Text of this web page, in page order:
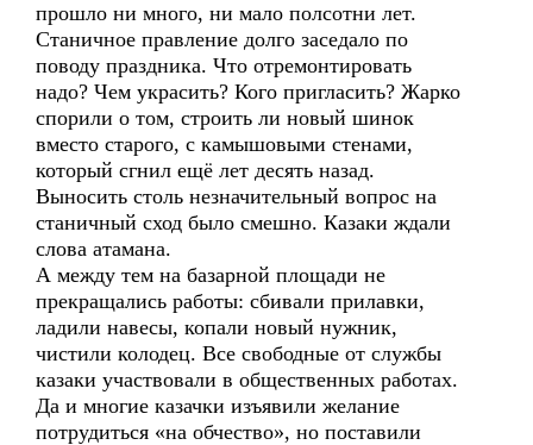
прошло ни много, ни мало полсотни лет.
Станичное правление долго заседало по
поводу праздника. Что отремонтировать
надо? Чем украсить? Кого пригласить? Жарко
спорили о том, строить ли новый шинок
вместо старого, с камышовыми стенами,
который сгнил ещё лет десять назад.
Выносить столь незначительный вопрос на
станичный сход было смешно. Казаки ждали
слова атамана.
А между тем на базарной площади не
прекращались работы: сбивали прилавки,
ладили навесы, копали новый нужник,
чистили колодец. Все свободные от службы
казаки участвовали в общественных работах.
Да и многие казачки изъявили желание
потрудиться «на обчество», но поставили